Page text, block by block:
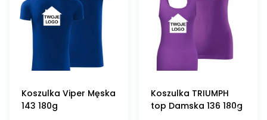
Koszulka Viper Męska
143 180g
Koszulka TRIUMPH
top Damska 136 180g